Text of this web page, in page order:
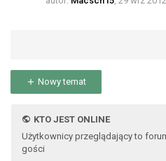
Nowy temat
KTO JEST ONLINE
Użytkownicy przeglądający to
gości